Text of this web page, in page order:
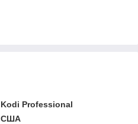
Kodi Professional
США